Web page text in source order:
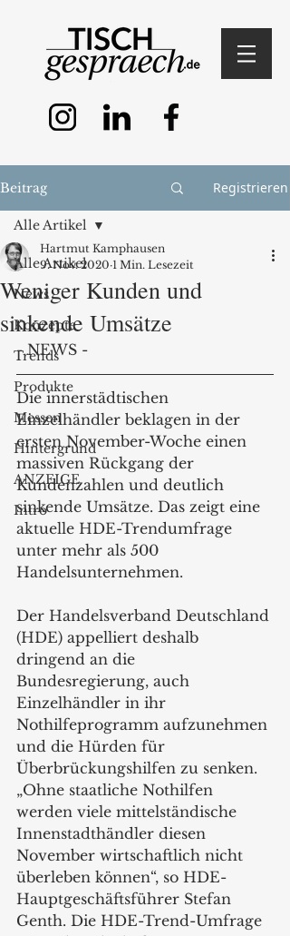
Beitrag Registrieren
Alle Artikel
News
Konzepte
Trends
Produkte
Messen
Hintergrund
ANZEIGE
Intro
Alle Artikel
Weniger Kunden und
sinkende Umsätze
Hartmut Kamphausen
9. Nov. 2020 1 Min. Lesezeit
- NEWS -
Die innerstädtischen
Einzelhändler beklagen in der
ersten November-Woche einen
massiven Rückgang der
Kundenzahlen und deutlich
sinkende Umsätze. Das zeigt eine
aktuelle HDE-Trendumfrage
unter mehr als 500
Handelsunternehmen.
Der Handelsverband Deutschland
(HDE) appelliert deshalb
dringend an die
Bundesregierung, auch
Einzelhändler in ihr
Nothilfeprogramm aufzunehmen
und die Hürden für
Überbrückungshilfen zu senken.
„Ohne staatliche Nothilfen
werden viele mittelständische
Innenstadthändler diesen
November wirtschaftlich nicht
überleben können“, so HDE-
Hauptgeschäftsführer Stefan
Genth. Die HDE-Trend-Umfrage